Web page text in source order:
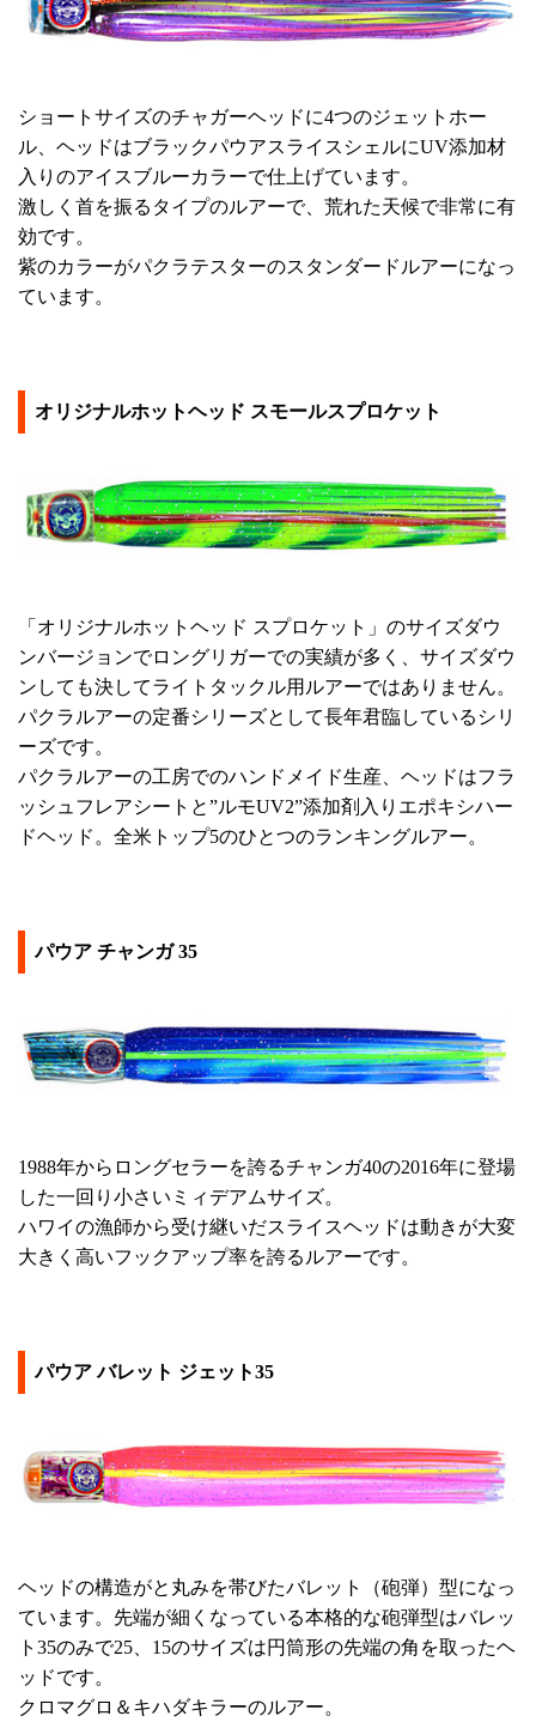
ショートサイズのチャガーヘッドに4つのジェットホー
ル、ヘッドはブラックパウアスライスシェルにUV添加材
入りのアイスブルーカラーで仕上げています。
激しく首を振るタイプのルアーで、荒れた天候で非常に有
効です。
紫のカラーがパクラテスターのスタンダードルアーになっ
ています。
オリジナルホットヘッド スモールスプロケット
「オリジナルホットヘッド スプロケット」のサイズダウ
ンバージョンでロングリガーでの実績が多く、サイズダウ
ンしても決してライトタックル用ルアーではありません。
パクラルアーの定番シリーズとして長年君臨しているシリ
ーズです。
パクラルアーの工房でのハンドメイド生産、ヘッドはフラ
ッシュフレアシートと”ルモUV2”添加剤入りエポキシハー
ドヘッド。全米トップ5のひとつのランキングルアー。
パウア チャンガ 35
1988年からロングセラーを誇るチャンガ40の2016年に登場
した一回り小さいミィデアムサイズ。
ハワイの漁師から受け継いだスライスヘッドは動きが大変
大きく高いフックアップ率を誇るルアーです。
パウア バレット ジェット35
ヘッドの構造がと丸みを帯びたバレット（砲弾）型になっ
ています。先端が細くなっている本格的な砲弾型はバレッ
ト35のみで25、15のサイズは円筒形の先端の角を取ったヘ
ッドです。
クロマグロ＆キハダキラーのルアー。